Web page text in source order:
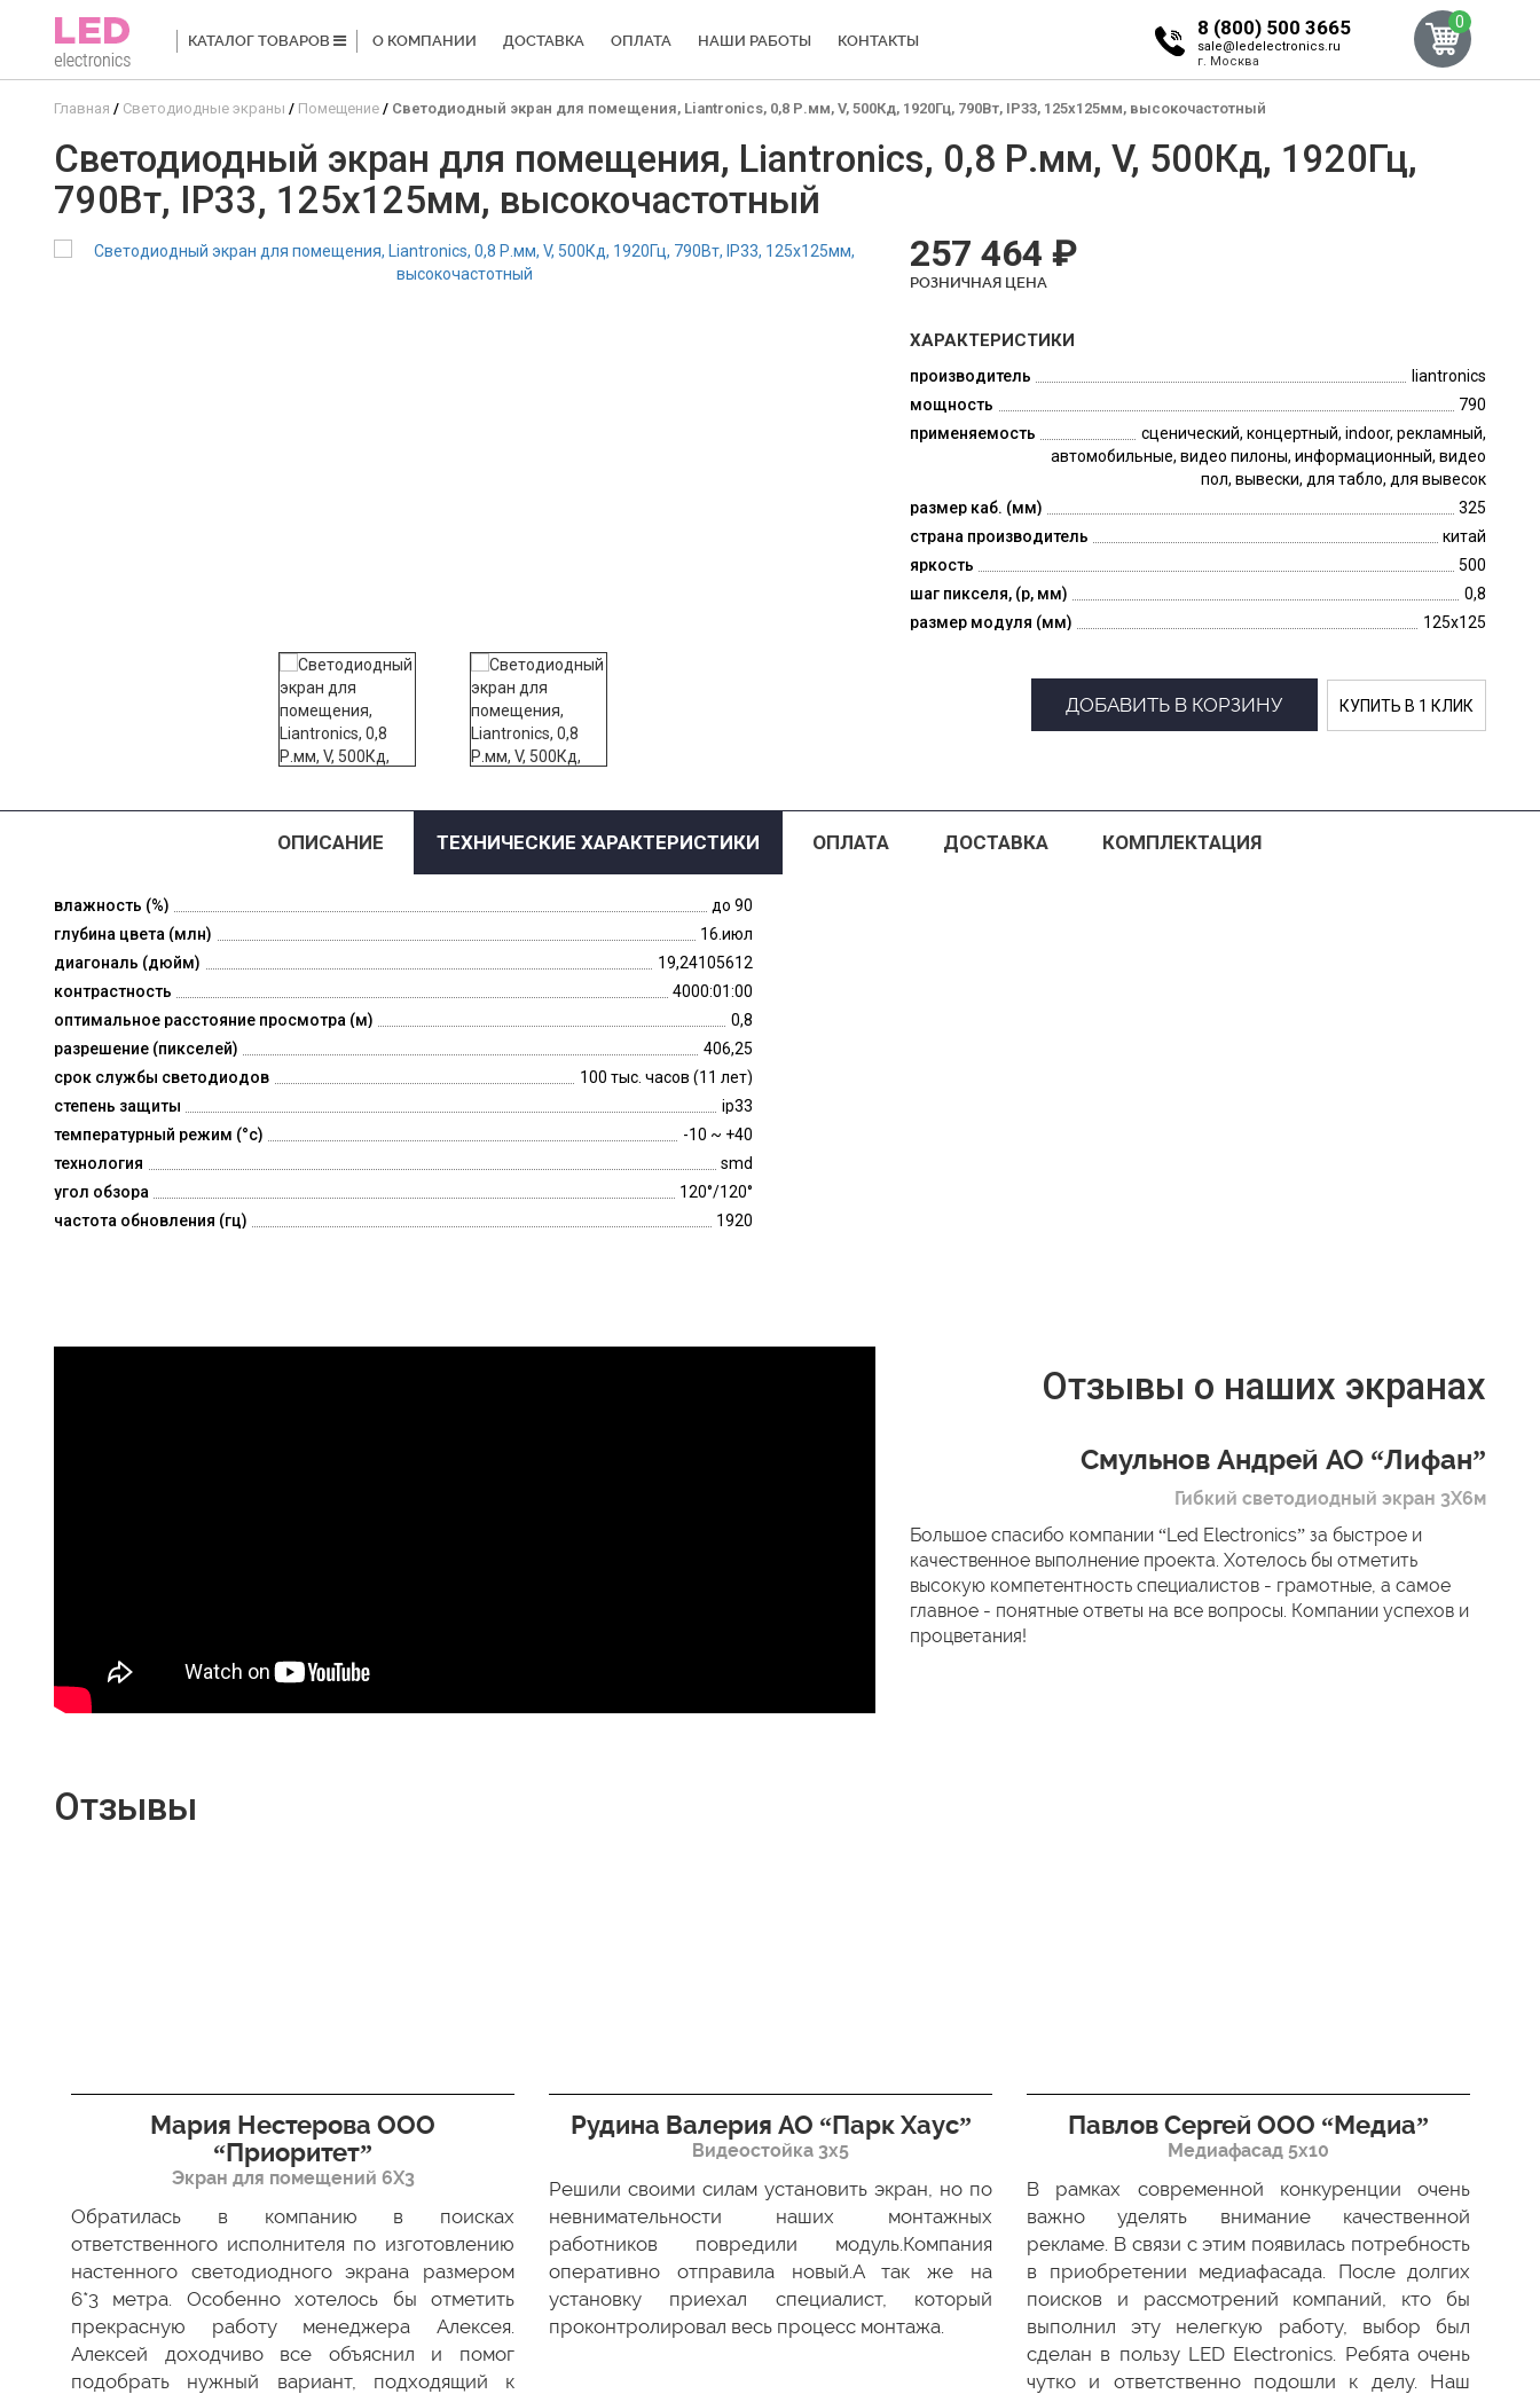
КАТАЛОГ ТОВАРОВ О КОМПАНИИ ДОСТАВКА ОПЛАТА НАШИ РАБОТЫ КОНТАКТЫ
8 (800) 500 3665
sale@ledelectronics.ru
г. Москва
0
Главная Светодиодные экраны Помещение Светодиодный экран для помещения, Liantronics, 0,8 Р.мм, V, 500Кд, 1920Гц, 790Вт, IP33, 125x125мм, высокочастотный
Светодиодный экран для помещения, Liantronics, 0,8 Р.мм, V, 500Кд, 1920Гц,
790Вт, IP33, 125x125мм, высокочастотный
257 464 ₽
РОЗНИЧНАЯ ЦЕНА
ХАРАКТЕРИСТИКИ
производитель
liantronics
мощность
790
применяемость
сценический, концертный, indoor, рекламный,
автомобильные, видео пилоны, информационный, видео
пол, вывески, для табло, для вывесок
размер каб. (мм)
325
страна производитель
китай
яркость
500
шаг пикселя, (p, мм)
0,8
размер модуля (мм)
125x125
ДОБАВИТЬ В КОРЗИНУ КУПИТЬ В 1 КЛИК
ОПИСАНИЕ ТЕХНИЧЕСКИЕ ХАРАКТЕРИСТИКИ ОПЛАТА ДОСТАВКА КОМПЛЕКТАЦИЯ
влажность (%)
до 90
глубина цвета (млн)
16.июл
диагональ (дюйм)
19,24105612
контрастность
4000:01:00
оптимальное расстояние просмотра (м)
0,8
разрешение (пикселей)
406,25
срок службы светодиодов
100 тыс. часов (11 лет)
степень защиты
ip33
температурный режим (°c)
-10 ~ +40
технология
smd
угол обзора
120°/120°
частота обновления (гц)
1920
Отзывы о наших экранах
Смульнов Андрей АО “Лифан”
Гибкий светодиодный экран 3Х6м
Большое спасибо компании “Led Electronics” за быстрое и
качественное выполнение проекта. Хотелось бы отметить
высокую компетентность специалистов - грамотные, а самое
главное - понятные ответы на все вопросы. Компании успехов и
процветания!
Отзывы
Мария Нестерова ООО
“Приоритет”
Экран для помещений 6Х3
Обратилась в компанию в поисках
ответственного исполнителя по изготовлению
настенного светодиодного экрана размером
6*3 метра. Особенно хотелось бы отметить
прекрасную работу менеджера Алексея.
Алексей доходчиво все объяснил и помог
подобрать нужный вариант, подходящий к
Рудина Валерия АО “Парк Хаус”
Видеостойка 3х5
Решили своими силам установить экран, но по
невнимательности наших монтажных
работников повредили модуль.Компания
оперативно отправила новый.А так же на
установку приехал специалист, который
проконтролировал весь процесс монтажа.
Павлов Сергей ООО “Медиа”
Медиафасад 5х10
В рамках современной конкуренции очень
важно уделять внимание качественной
рекламе. В связи с этим появилась потребность
в приобретении медиафасада. После долгих
поисков и рассмотрений компаний, кто бы
выполнил эту нелегкую работу, выбор был
сделан в пользу LED Electronics. Ребята очень
чутко и ответственно подошли к делу. Наш